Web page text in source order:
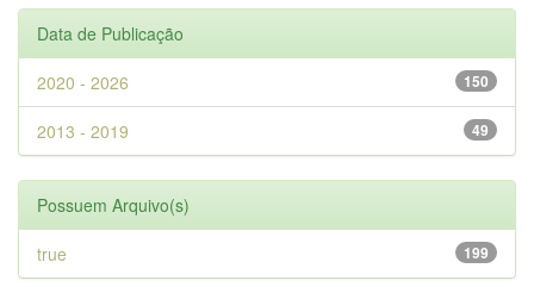
Data de Publicação
150
2020 - 2026
49
2013 - 2019
Possuem Arquivo(s)
199
true